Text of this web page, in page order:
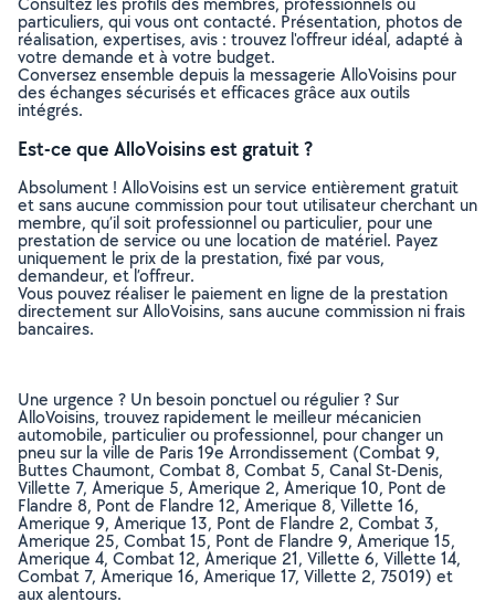
particuliers, qui vous ont contacté. Présentation, photos de
réalisation, expertises, avis : trouvez l'offreur idéal, adapté à
votre demande et à votre budget.
Conversez ensemble depuis la messagerie AlloVoisins pour
des échanges sécurisés et efficaces grâce aux outils
intégrés.
Est-ce que AlloVoisins est gratuit ?
Absolument ! AlloVoisins est un service entièrement gratuit
et sans aucune commission pour tout utilisateur cherchant un
membre, qu’il soit professionnel ou particulier, pour une
prestation de service ou une location de matériel. Payez
uniquement le prix de la prestation, fixé par vous,
demandeur, et l’offreur.
Vous pouvez réaliser le paiement en ligne de la prestation
directement sur AlloVoisins, sans aucune commission ni frais
bancaires.
Une urgence ? Un besoin ponctuel ou régulier ? Sur
AlloVoisins, trouvez rapidement le meilleur mécanicien
automobile, particulier ou professionnel, pour changer un
pneu sur la ville de Paris 19e Arrondissement (Combat 9,
Buttes Chaumont, Combat 8, Combat 5, Canal St-Denis,
Villette 7, Amerique 5, Amerique 2, Amerique 10, Pont de
Flandre 8, Pont de Flandre 12, Amerique 8, Villette 16,
Amerique 9, Amerique 13, Pont de Flandre 2, Combat 3,
Amerique 25, Combat 15, Pont de Flandre 9, Amerique 15,
Amerique 4, Combat 12, Amerique 21, Villette 6, Villette 14,
Combat 7, Amerique 16, Amerique 17, Villette 2, 75019) et
aux alentours.